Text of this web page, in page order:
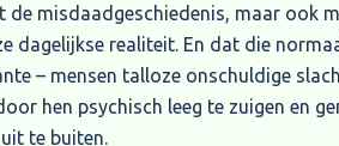
de misdaadgeschiedenis, maar ook
dagelijkse realiteit. En dat die
– mensen talloze onschuldige
hen psychisch leeg te zuigen en
te buiten.